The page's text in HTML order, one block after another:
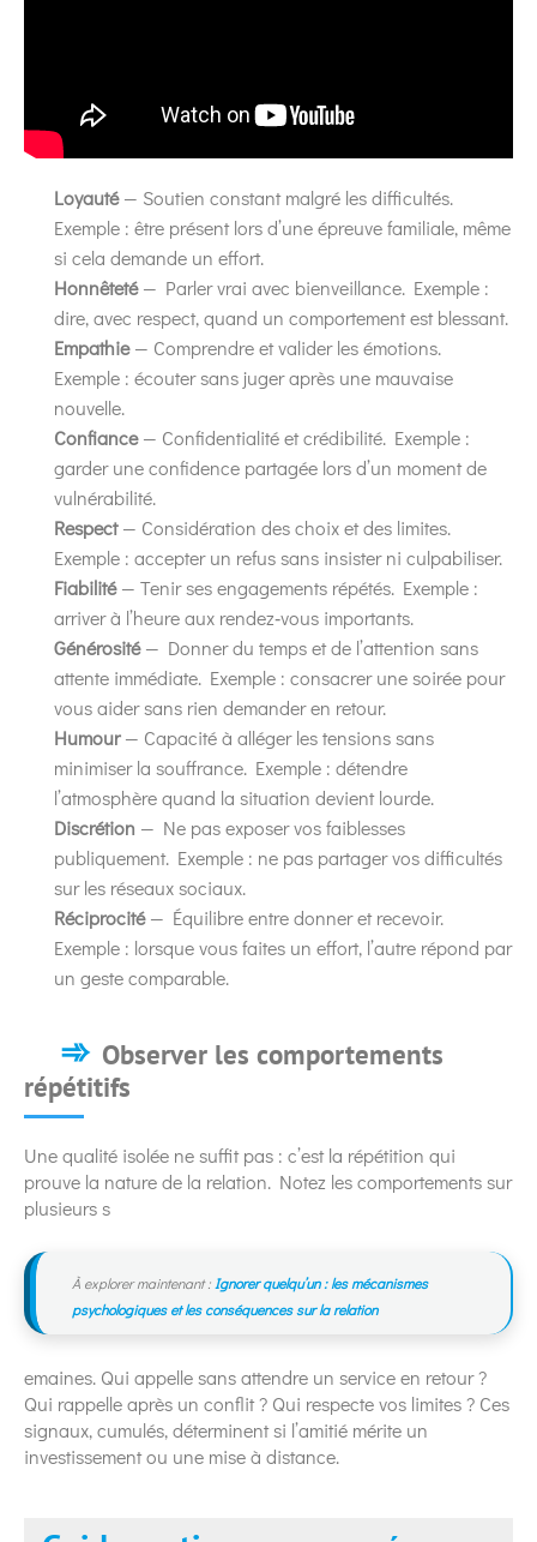
Loyauté— Soutien constant malgré les difficultés.
Exemple : être présent lors d’une épreuve familiale, même
si cela demande un effort.
Honnêteté— Parler vrai avec bienveillance. Exemple :
dire, avec respect, quand un comportement est blessant.
Empathie— Comprendre et valider les émotions.
Exemple : écouter sans juger après une mauvaise
nouvelle.
Confiance— Confidentialité et crédibilité. Exemple :
garder une confidence partagée lors d’un moment de
vulnérabilité.
Respect— Considération des choix et des limites.
Exemple : accepter un refus sans insister ni culpabiliser.
Fiabilité— Tenir ses engagements répétés. Exemple :
arriver à l’heure aux rendez‑vous importants.
Générosité— Donner du temps et de l’attention sans
attente immédiate. Exemple : consacrer une soirée pour
vous aider sans rien demander en retour.
Humour— Capacité à alléger les tensions sans
minimiser la souffrance. Exemple : détendre
l’atmosphère quand la situation devient lourde.
Discrétion — Ne pas exposer vos faiblesses
publiquement. Exemple : ne pas partager vos difficultés
sur les réseaux sociaux.
Réciprocité— Équilibre entre donner et recevoir.
Exemple : lorsque vous faites un effort, l’autre répond par
un geste comparable.
Observer les comportements
répétitifs
Une qualité isolée ne suffit pas : c’est la répétition qui
prouve la nature de la relation. Notez les comportements sur
plusieurs s
À explorer maintenant : Ignorer quelqu’un : les mécanismes
psychologiques et les conséquences sur la relation
emaines. Qui appelle sans attendre un service en retour ?
Qui rappelle après un conflit ? Qui respecte vos limites ? Ces
signaux, cumulés, déterminent si l’amitié mérite un
investissement ou une mise à distance.